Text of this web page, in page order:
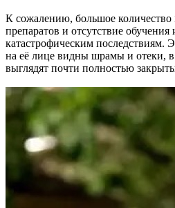
К сожалению, большое
препаратов и отсутствие
катастрофическим последствиям.
на её лице видны шрамы и отеки, в
выглядят почти полностью